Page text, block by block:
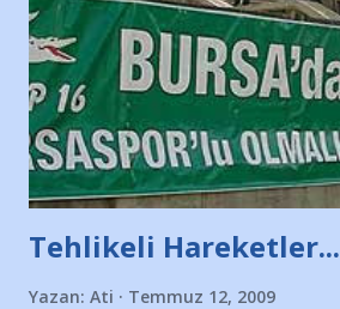
Tehlikeli Hareketler...
Yazan: Ati Temmuz 12, 2009